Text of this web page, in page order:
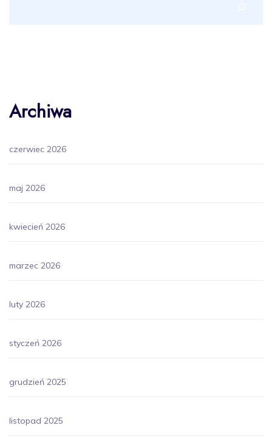
Archiwa
czerwiec 2026
maj 2026
kwiecień 2026
marzec 2026
luty 2026
styczeń 2026
grudzień 2025
listopad 2025